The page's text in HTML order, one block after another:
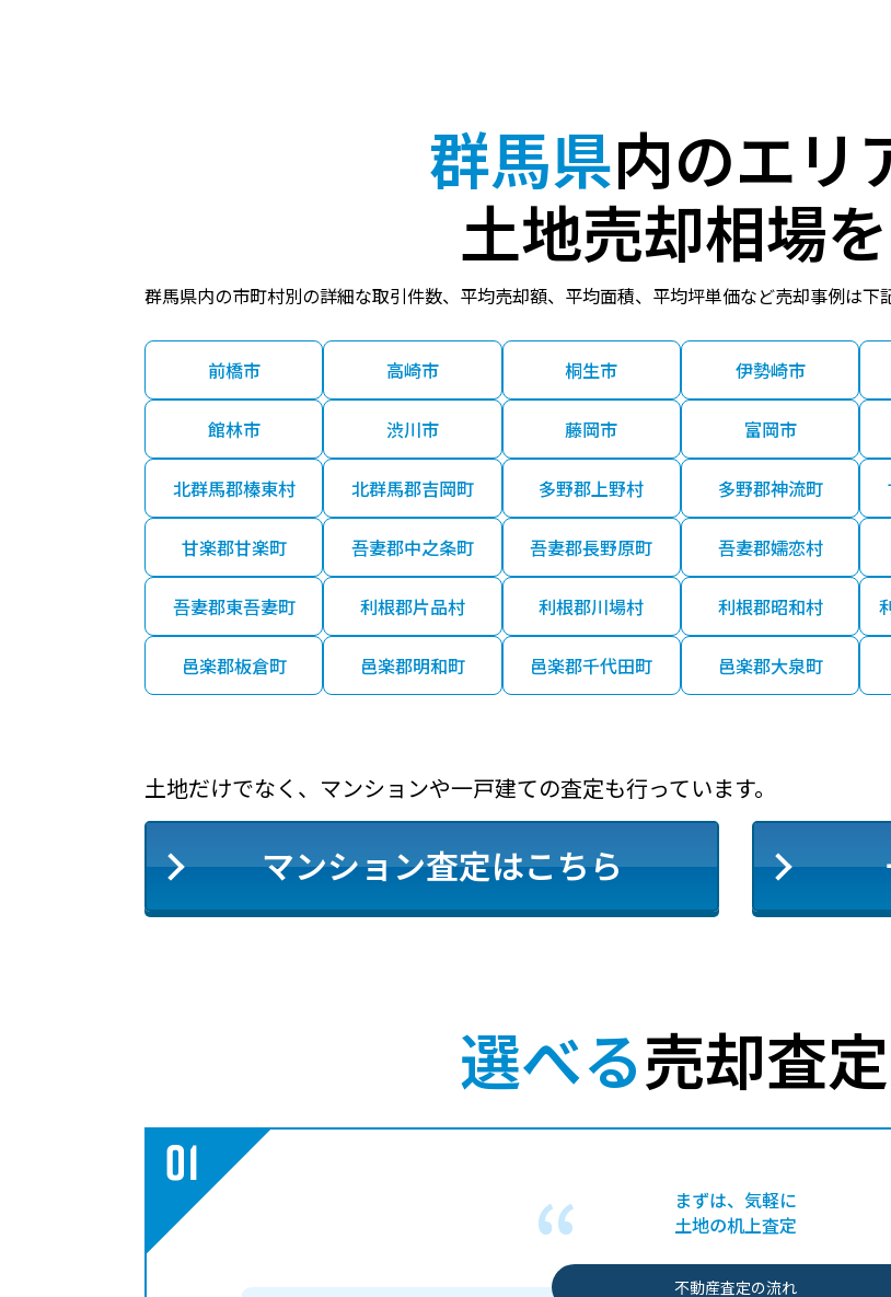
群馬県内のエリ
土地売却相場
群馬県内の市町村別の詳細な取引件数、平均売却額、平均面積、平均坪単価など売却事例は下
前橋市 高崎市 桐生市 伊勢崎市
館林市 渋川市 藤岡市 富岡市
北群馬郡榛東村 北群馬郡吉岡町 多野郡上野村 多野郡神流町
甘楽郡甘楽町 吾妻郡中之条町 吾妻郡長野原町 吾妻郡嬬恋村
吾妻郡東吾妻町 利根郡片品村 利根郡川場村 利根郡昭和村
邑楽郡板倉町 邑楽郡明和町 邑楽郡千代田町 邑楽郡大泉町
土地だけでなく、マンションや一戸建ての査定も行っています。
マンション査定はこちら
選べる売却査
まずは、気軽に
土地の机上査定
不動産査定の流れ